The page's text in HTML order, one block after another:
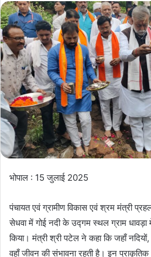
भोपाल : 15 जुलाई 2025
पंचायत एवं ग्रामीण विकास एवं श्रम मंत्री
सेधवा में गोई नदी के उद्गम स्थल ग्राम
किया। मंत्री श्री पटेल ने कहा कि जहाँ नदियों,
वहाँ जीवन की संभावना रहती है। इन